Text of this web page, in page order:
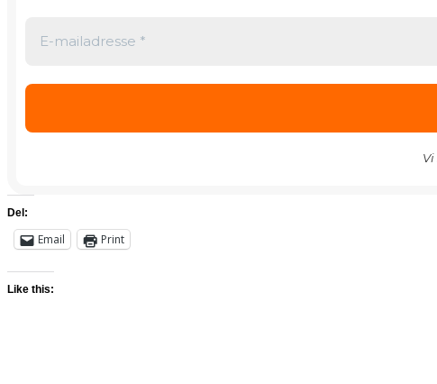
Del:
Email Print
Like this: